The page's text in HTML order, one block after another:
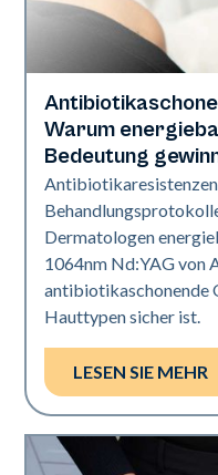
Gesundheit der Haut
Warum
Bedeutung
Dermatologen
1064nm Nd:YAG von
antibiotikaschonende
Hauttypen sicher ist.
LESEN SIE MEHR